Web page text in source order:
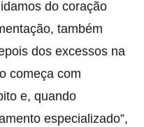
do coração
também
dos excessos na
começa com
e, quando
especializado”,